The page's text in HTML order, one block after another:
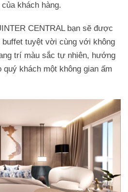
khách hàng.
CENTRAL bạn sẽ được
tuyệt vời cùng với không
trí màu sắc tự nhiên, hướng
quý khách một không gian ấm